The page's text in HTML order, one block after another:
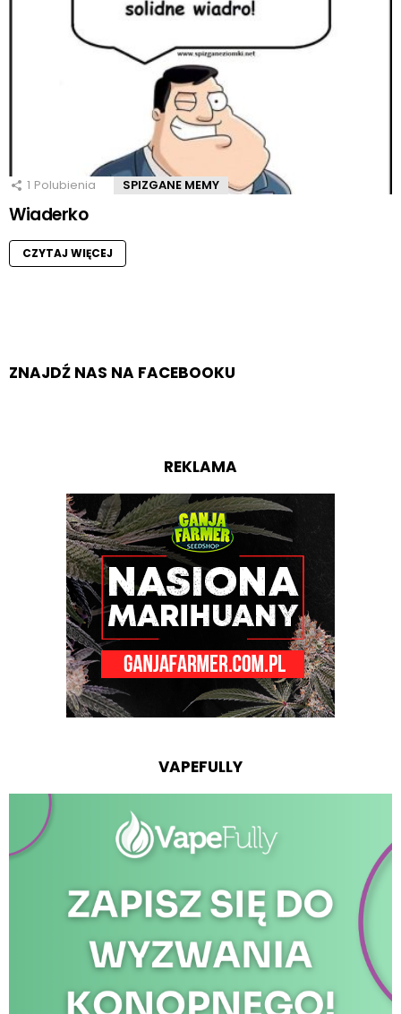
1 Polubienia SPIZGANE MEMY
Wiaderko
CZYTAJ WIĘCEJ
ZNAJDŹ NAS NA FACEBOOKU
REKLAMA
VAPEFULLY